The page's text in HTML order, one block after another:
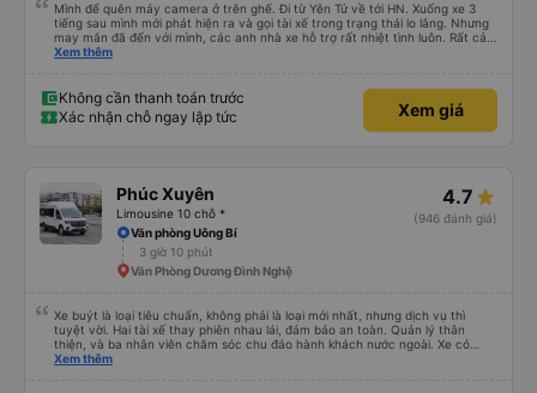
Mình để quên máy camera ở trên ghế. Đi từ Yên Tử về tới HN. Xuống xe 3
tiếng sau mình mới phát hiện ra và gọi tài xế trong trạng thái lo lắng. Nhưng
may mắn đã đến với mình, các anh nhà xe hỗ trợ rất nhiệt tình luôn. Rất cảm
ơn và chúc các anh nhà xe Tùng Tuấn sức khoẻ, vạn dặm bình an ạ!
Xem thêm
Không cần thanh toán trước
Xác nhận chỗ ngay lập tức
Xem giá
Phúc Xuyên
Limousine 10 chỗ *
4.7
(946 đánh giá)
Văn phòng Uông Bí
3 giờ 10 phút
Văn Phòng Dương Đình Nghệ
Xe buýt là loại tiêu chuẩn, không phải là loại mới nhất, nhưng dịch vụ thì
tuyệt vời. Hai tài xế thay phiên nhau lái, đảm bảo an toàn. Quản lý thân
thiện, và ba nhân viên chăm sóc chu đáo hành khách nước ngoài. Xe có
máy lạnh và cổng sạc USB, và dừng thường xuyên ở các khu vực nghỉ ngơi.
Xem thêm